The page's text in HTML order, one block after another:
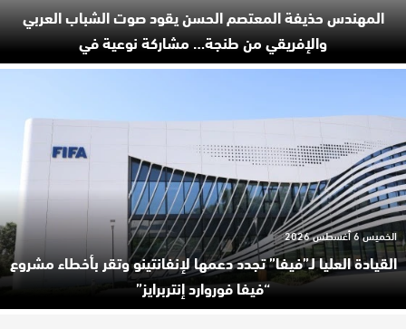
المهندس حذيفة المعتصم الحسن يقود صوت الشباب العربي
والإفريقي من طنجة… مشاركة نوعية في
القيادة العليا لـ”فيفا” تجدد دعمها لإنفانتينو وتقر بأخطاء مشروع
“فيفا فوروارد إنتربرايز”
الخميس 6 أغسطس 2026